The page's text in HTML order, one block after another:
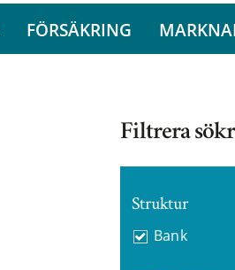
FÖRSÄKRING
Filtrera
Struktur
Bank